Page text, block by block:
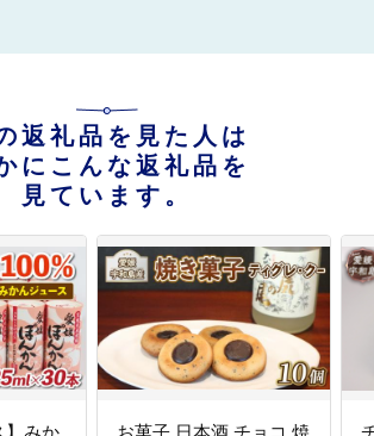
返礼品を見た人は
にこんな返礼品を
見ています。
】みか
お菓子 日本酒 チョコ 焼